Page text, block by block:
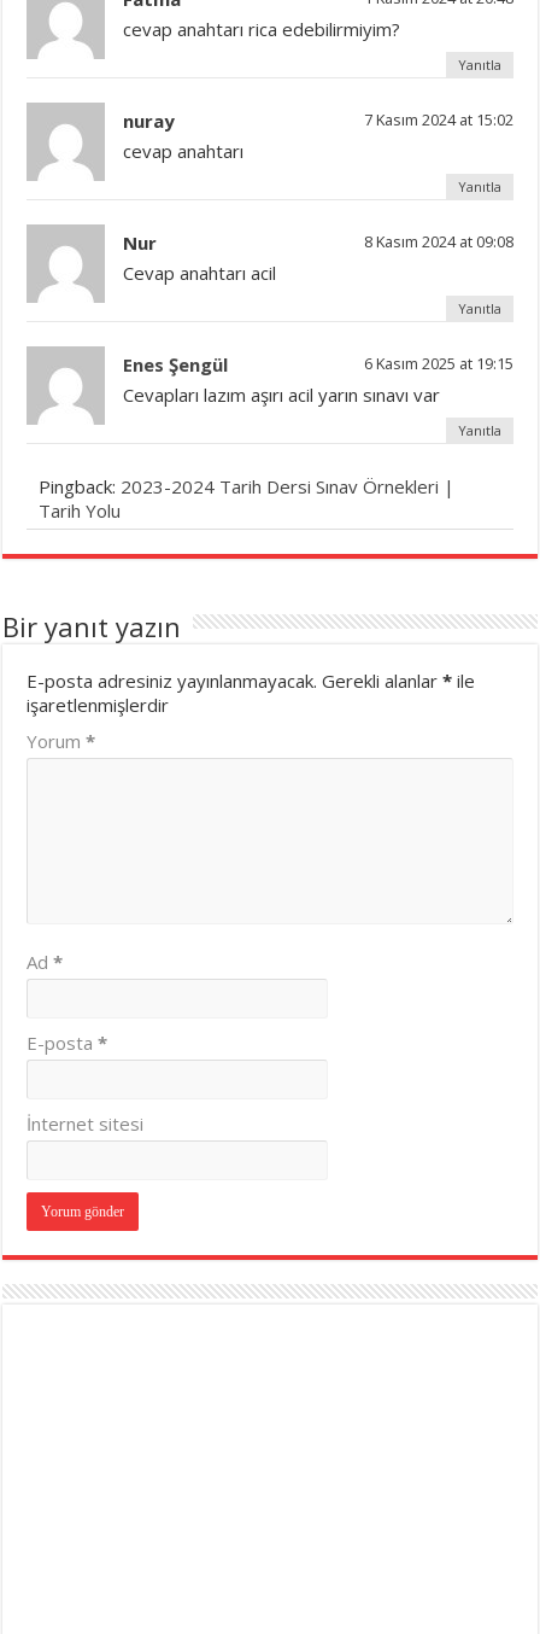
cevap anahtarı rica edebilirmiyim?
Yanıtla
nuray 7 Kasım 2024 at 15:02
cevap anahtarı
Yanıtla
Nur 8 Kasım 2024 at 09:08
Cevap anahtarı acil
Yanıtla
Enes Şengül 6 Kasım 2025 at 19:15
Cevapları lazım aşırı acil yarın sınavı var
Yanıtla
Pingback: 2023-2024 Tarih Dersi Sınav Örnekleri |
Tarih Yolu
Bir yanıt yazın
E-posta adresiniz yayınlanmayacak. Gerekli alanlar* ile
işaretlenmişlerdir
Yorum*
Ad*
E-posta*
İnternet sitesi